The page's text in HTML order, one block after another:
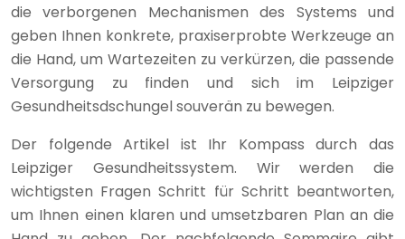
die verborgenen Mechanismen des Systems und
geben Ihnen konkrete, praxiserprobte Werkzeuge an
die Hand, um Wartezeiten zu verkürzen, die passende
Versorgung zu finden und sich im Leipziger
Gesundheitsdschungel souverän zu bewegen.
Der folgende Artikel ist Ihr Kompass durch das
Leipziger Gesundheitssystem. Wir werden die
wichtigsten Fragen Schritt für Schritt beantworten,
um Ihnen einen klaren und umsetzbaren Plan an die